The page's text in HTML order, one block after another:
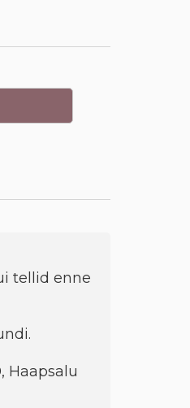
tellid enne
Haapsalu